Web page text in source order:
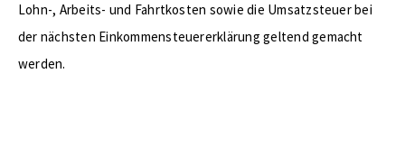
Lohn-, Arbeits- und Fahrtkosten sowie die Umsatzsteuer bei
der nächsten Einkommensteuererklärung geltend gemacht
werden.